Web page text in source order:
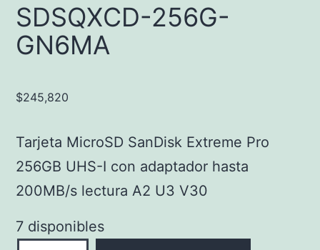
SDSQXCD-256G-
GN6MA
$245,820
Tarjeta MicroSD SanDisk Extreme Pro
256GB UHS-I con adaptador hasta
200MB/s lectura A2 U3 V30
7 disponibles